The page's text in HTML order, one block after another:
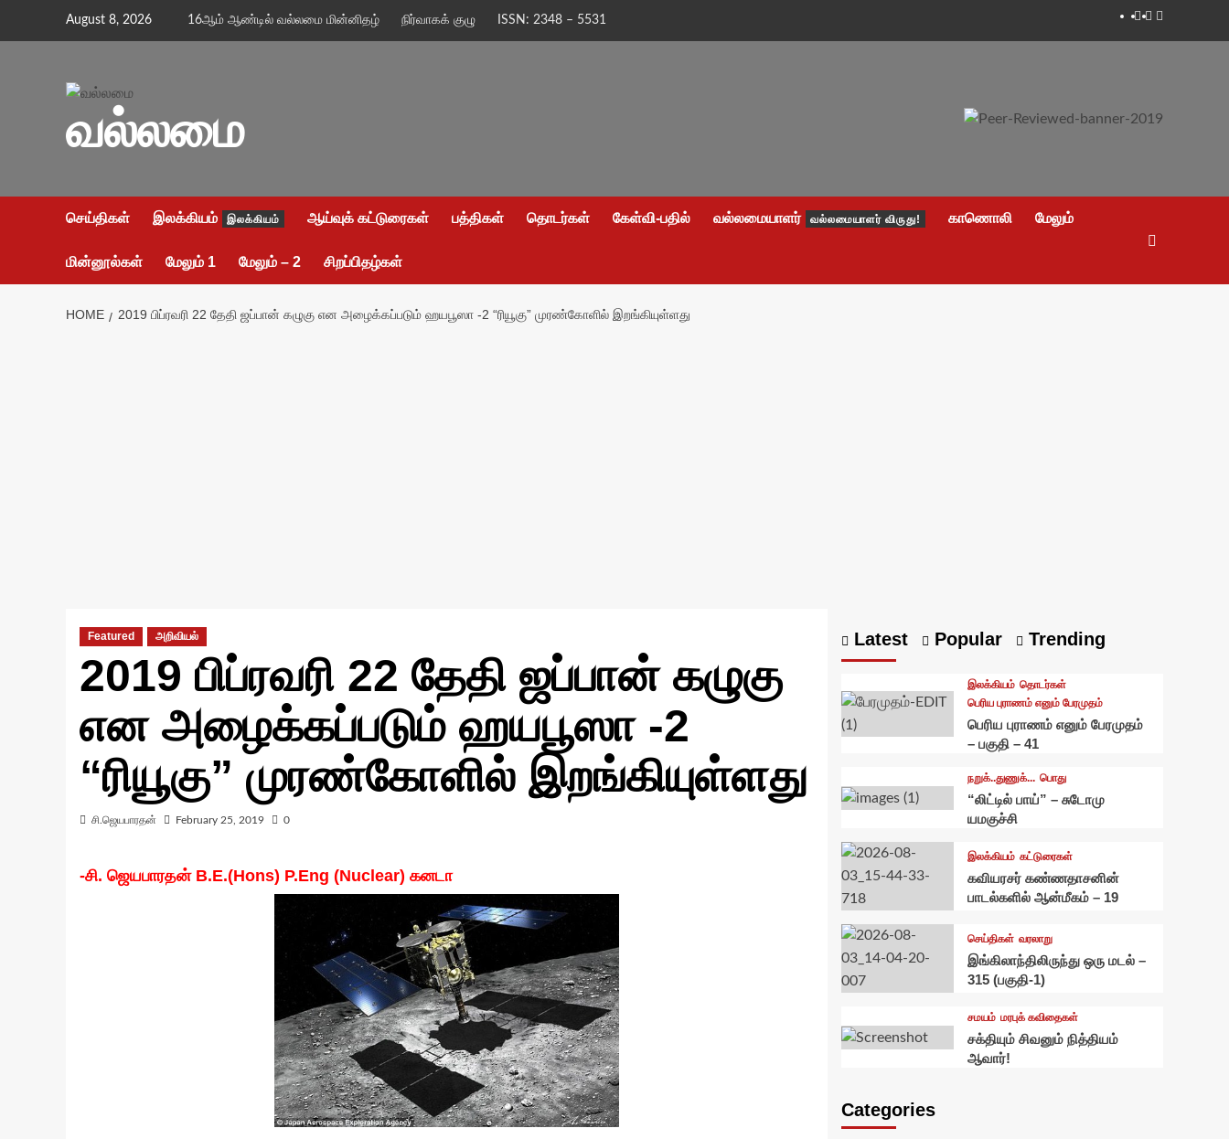
August 8, 2026 16ஆம் ஆண்டில் வல்லமை மின்னிதழ் நிர்வாகக் குழு ISSN: 2348 – 5531 Facebook
Twitter
Youtube
வல்லமை
செய்திகள் இலக்கியம் இலக்கியம் ஆய்வுக் கட்டுரைகள் பத்திகள் தொடர்கள் கேள்வி-பதில் வல்லமையாளர் வல்லமையாளர் விருது! காணொலி மேலும்
மின்னூல்கள் மேலும் 1 மேலும் – 2 சிறப்பிதழ்கள்
HOME 2019 பிப்ரவரி 22 தேதி ஜப்பான் கழுகு என அழைக்கப்படும் ஹயபூஸா -2 “ரியூகு” முரண்கோளில் இறங்கியுள்ளது
Featured அறிவியல்
2019 பிப்ரவரி 22 தேதி ஜப்பான் கழுகு
என அழைக்கப்படும் ஹயபூஸா -2
“ரியூகு” முரண்கோளில் இறங்கியுள்ளது
சி.ஜெயபாரதன் February 25, 2019 0
-சி. ஜெயபாரதன் B.E.(Hons) P.Eng (Nuclear) கனடா
Latest Popular Trending
இலக்கியம் தொடர்கள்
பெரிய புராணம் எனும் பேரமுதம்
பெரிய புராணம் எனும் பேரமுதம்
– பகுதி – 41
நறுக்..துணுக்... பொது
“லிட்டில் பாய்” – சுடோமு
யமகுச்சி
இலக்கியம் கட்டுரைகள்
கவியரசர் கண்ணதாசனின்
பாடல்களில் ஆன்மீகம் – 19
செய்திகள் வரலாறு
இங்கிலாந்திலிருந்து ஒரு மடல் –
315 (பகுதி-1)
சமயம் மரபுக் கவிதைகள்
சக்தியும் சிவனும் நித்தியம்
ஆவார்!
Categories